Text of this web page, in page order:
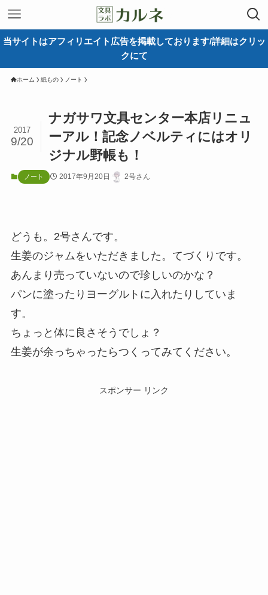
当サイトはアフィリエイト広告を掲載しております/詳細はクリッ
クにて
ホーム 紙もの ノート
ナガサワ文具センター本店リニュ
ーアル！記念ノベルティにはオリ
ジナル野帳も！
2017
9/20
ノート 2017年9月20日 2号さん
どうも。2号さんです。
生姜のジャムをいただきました。てづくりです。
あんまり売っていないので珍しいのかな？
パンに塗ったりヨーグルトに入れたりしていま
す。
ちょっと体に良さそうでしょ？
生姜が余っちゃったらつくってみてください。
スポンサー リンク